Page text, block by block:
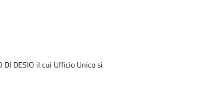
DESIO il cui Ufficio Unico si